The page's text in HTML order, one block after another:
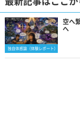
独自体感論（体験レポート）
空へ
へ